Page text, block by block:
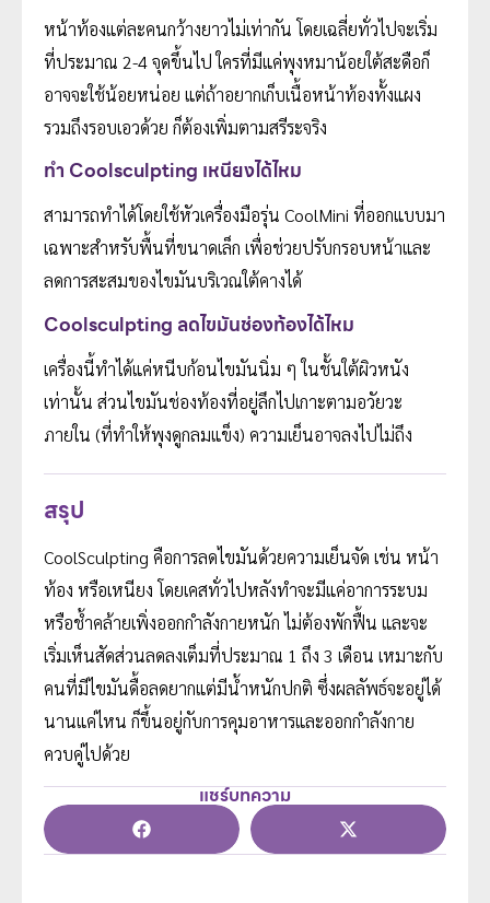
หน้าท้องแต่ละคนกว้างยาวไม่เท่ากัน โดยเฉลี่ยทั่วไปจะเริ่ม
ที่ประมาณ 2-4 จุดขึ้นไป ใครที่มีแค่พุงหมาน้อยใต้สะดือก็
อาจจะใช้น้อยหน่อย แต่ถ้าอยากเก็บเนื้อหน้าท้องทั้งแผง
รวมถึงรอบเอวด้วย ก็ต้องเพิ่มตามสรีระจริง
ทำ Coolsculpting เหนียงได้ไหม
สามารถทำได้โดยใช้หัวเครื่องมือรุ่น CoolMini ที่ออกแบบมา
เฉพาะสำหรับพื้นที่ขนาดเล็ก เพื่อช่วยปรับกรอบหน้าและ
ลดการสะสมของไขมันบริเวณใต้คางได้
Coolsculpting ลดไขมันช่องท้องได้ไหม
เครื่องนี้ทำได้แค่หนีบก้อนไขมันนิ่ม ๆ ในชั้นใต้ผิวหนัง
เท่านั้น ส่วนไขมันช่องท้องที่อยู่ลึกไปเกาะตามอวัยวะ
ภายใน (ที่ทำให้พุงดูกลมแข็ง) ความเย็นอาจลงไปไม่ถึง
สรุป
CoolSculpting คือการลดไขมันด้วยความเย็นจัด เช่น หน้า
ท้อง หรือเหนียง โดยเคสทั่วไปหลังทำจะมีแค่อาการระบม
หรือช้ำคล้ายเพิ่งออกกำลังกายหนัก ไม่ต้องพักฟื้น และจะ
เริ่มเห็นสัดส่วนลดลงเต็มที่ประมาณ 1 ถึง 3 เดือน เหมาะกับ
คนที่มีไขมันดื้อลดยากแต่มีน้ำหนักปกติ ซึ่งผลลัพธ์จะอยู่ได้
นานแค่ไหน ก็ขึ้นอยู่กับการคุมอาหารและออกกำลังกาย
ควบคู่ไปด้วย
แชร์บทความ